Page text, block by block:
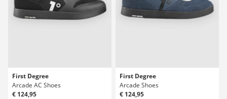
First Degree
Arcade AC Shoes
€ 124,95
First Degree
Arcade Shoes
€ 124,95